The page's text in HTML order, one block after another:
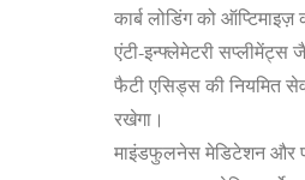
कार्ब लोडिंग को ऑप्टिमाइज़
एंटी‑इन्फ्लेमेटरी
फैटी एसिड्स की नियमित
रखेगा।
माइंडफुलनेस मेडिटेशन और